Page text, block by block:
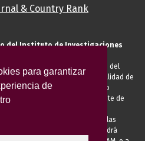
para garantizar
de
del Instituto de Investigaciones
de la UNAM, es responsable del
para el registro de usted en calidad de
académica, conferencista o
visitante, proveedor o cliente de
exigidas legalmente o por las
sus datos personales. Podrá